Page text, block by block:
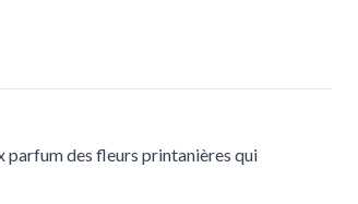
parfum des fleurs printanières qui